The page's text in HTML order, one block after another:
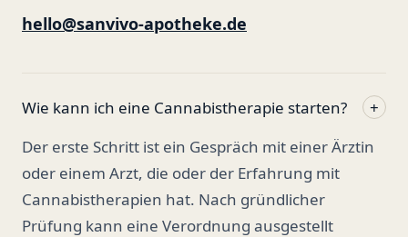
hello@sanvivo-apotheke.de
Wie kann ich eine Cannabistherapie starten?
+
Der erste Schritt ist ein Gespräch mit einer Ärztin
oder einem Arzt, die oder der Erfahrung mit
Cannabistherapien hat. Nach gründlicher
Prüfung kann eine Verordnung ausgestellt